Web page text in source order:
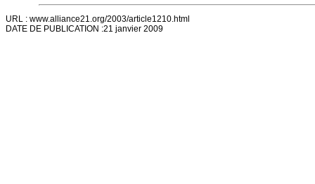
URL : www.alliance21.org/2003/article1210.html
DATE DE PUBLICATION :21 janvier 2009